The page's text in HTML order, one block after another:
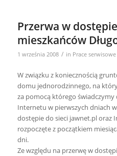
Przerwa w
mieszkańców
1 września 2008 / in Prace serwisowe
W związku z koniecznością
domu jednorodzinnego, na
za pomocą którego świadczymy
Internetu w pierwszych dniach
dostępie do sieci jawnet.pl oraz
rozpoczęte z początkiem
dni.
Ze względu na przerwę w